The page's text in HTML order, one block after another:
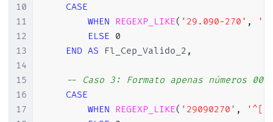
10
11
12
13
14
15
16
17
CASE
WHEN REGEXP_LIKE( '29.090-270' ,
ELSE 0
END AS Fl_Cep_Valido_2 ,
-- Caso 3: Formato apenas números
CASE
WHEN REGEXP_LIKE( '29090270' ,